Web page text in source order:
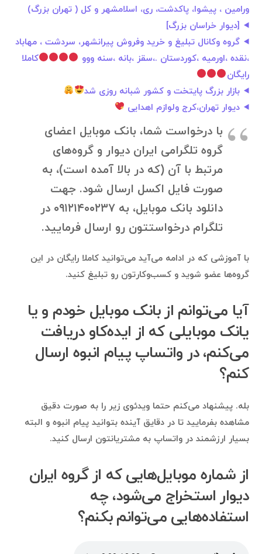
ورامین ، پیشوا، پاکدشت، ری، اسلامشهر و کل ( تهران بزرگ)
[دیوار خراسان بزرگ]
گروه وکانال تبلیغ و خرید وفروش پیرانشهر، سردشت ، مهاباد
،نقده ،اورمیه ،کوردستان .،سقز ،بانه ،سنه ووو
کاملا
رایگان
بازار بزرگ پایتخت و کشور شبانه روزی شد
دیوار تهران،کرج ولوازم اهدایی
با درخواست شما، بانک موبایل اعضای
گروه تلگرامی ایران دیوار و گروه‌های
مرتبط با آن (که در بالا آمده است)، به
صورت فایل اکسل ارسال شود. جهت
دانلود بانک موبایل، به ۰۹۱۲۱۴۰۰۲۳۷ در
تلگرام درخواستتون رو ارسال فرمایید.
با آموزشی که در ادامه می‌آید می‌توانید کاملا رایگان در این
گروه‌ها عضو شوید و کسب‌وکارتون رو تبلیغ کنید.
آیا می‌توانم از بانک موبایل خودم و یا
یانک موبایلی که از ایده‌کاو دریافت
می‌کنم، در واتساپ پیام انبوه ارسال
کنم؟
بله. پیشنهاد می‌کنم حتما ویدئوی زیر را به صورت دقیق
مشاهده بفرمایید تا در دقایق آینده بتوانید پیام انبوه و البته
بسیار ارزشمند در واتساپ به مشتریانتون ارسال کنید.
از شماره موبایل‌هایی که از گروه ایران
دیوار استخراج می‌شود، چه
استفاده‌هایی می‌توانم بکنم؟